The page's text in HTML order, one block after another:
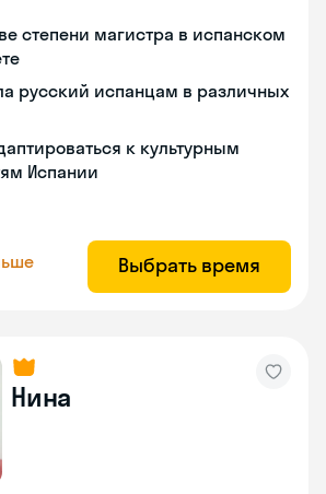
степени магистра в испанском
русский испанцам в различных
к культурным
Испании
Выбрать время
Нина